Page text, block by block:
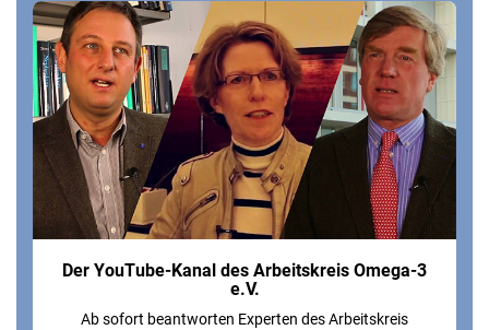
Der YouTube-Kanal des Arbeitskreis Omega-3
e.V.
Ab sofort beantworten Experten des Arbeitskreis